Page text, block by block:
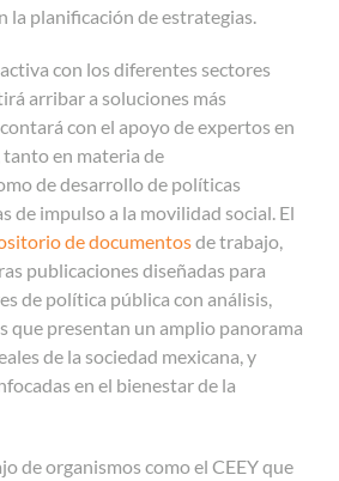
la planificación de estrategias.
con los diferentes sectores
arribar a soluciones más
con el apoyo de expertos en
tanto en materia de
de desarrollo de políticas
de impulso a la movilidad social. El
de documentosde trabajo,
publicaciones diseñadas para
de política pública con análisis,
que presentan un amplio panorama
de la sociedad mexicana, y
en el bienestar de la
de organismos como el CEEY que